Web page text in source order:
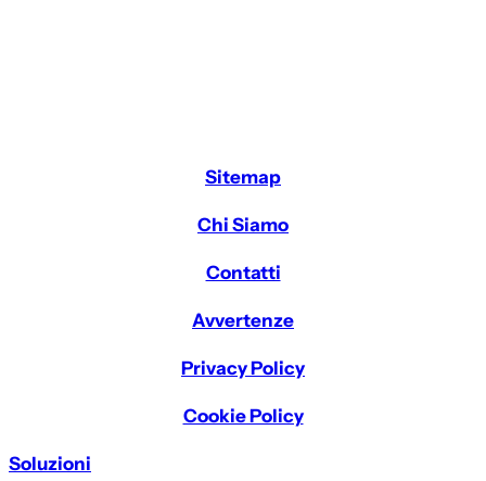
Sitemap
Chi Siamo
Contatti
Avvertenze
Privacy Policy
Cookie Policy
Soluzioni